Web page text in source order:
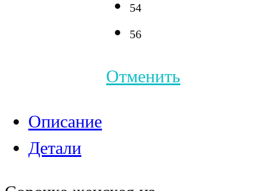
54
56
Отменить
Описание
Детали